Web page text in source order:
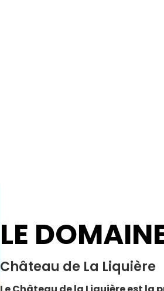
LE
Château de La Liquière